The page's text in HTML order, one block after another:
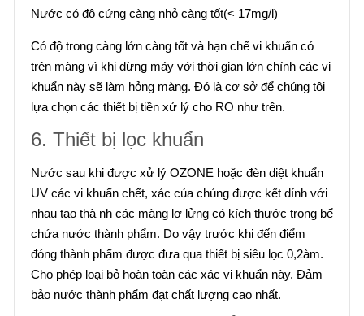
Nước có độ cứng càng nhỏ càng tốt(< 17mg/l)
Có độ trong càng lớn càng tốt và hạn chế vi khuẩn có
trên màng vì khi dừng máy với thời gian lớn chính các vi
khuẩn này sẽ làm hỏng màng. Đó là cơ sở để chúng tôi
lựa chọn các thiết bị tiền xử lý cho RO như trên.
6. Thiết bị lọc khuẩn
Nước sau khi được xử lý OZONE hoặc đèn diệt khuẩn
UV các vi khuẩn chết, xác của chúng được kết dính với
nhau tạo thà nh các màng lơ lửng có kích thước trong bể
chứa nước thành phẩm. Do vậy trước khi đến điểm
đóng thành phẩm được đưa qua thiết bị siêu lọc 0,2àm.
Cho phép loại bỏ hoàn toàn các xác vi khuẩn này. Đảm
bảo nước thành phẩm đạt chất lượng cao nhất.